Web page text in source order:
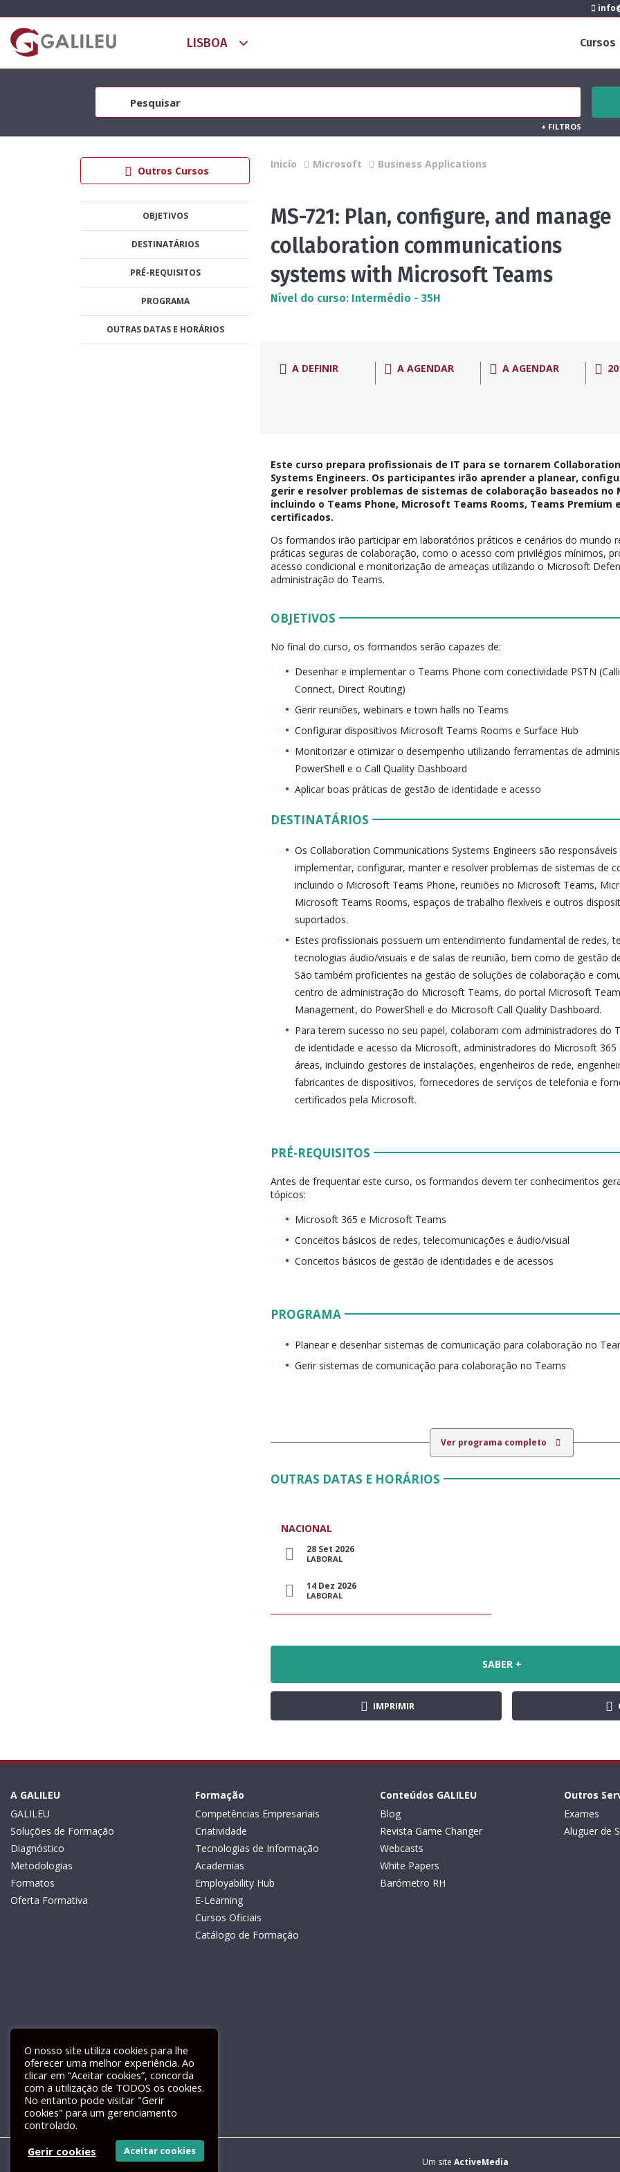
Cursos
+ FILTROS
Outros Cursos
OBJETIVOS
DESTINATÁRIOS
PRÉ-REQUISITOS
PROGRAMA
OUTRAS DATAS E HORÁRIOS
Inicío Microsoft Business Applications
MS-721: Plan, configure, and manage
collaboration communications
systems with Microsoft Teams
Nível do curso: Intermédio - 35H
A DEFINIR A AGENDAR A AGENDAR
Este curso prepara profissionais de IT para se tornarem
Systems Engineers. Os participantes irão aprender a planear,
gerir e resolver problemas de sistemas de colaboração baseados
incluindo o Teams Phone, Microsoft Teams Rooms, Teams Premium
certificados.
Os formandos irão participar em laboratórios práticos e cenários do mundo
práticas seguras de colaboração, como o acesso com privilégios mínimos,
acesso condicional e monitorização de ameaças utilizando o Microsoft
administração do Teams.
OBJETIVOS
No final do curso, os formandos serão capazes de:
Desenhar e implementar o Teams Phone com conectividade PSTN
Connect, Direct Routing)
Gerir reuniões, webinars e town halls no Teams
Configurar dispositivos Microsoft Teams Rooms e Surface Hub
Monitorizar e otimizar o desempenho utilizando ferramentas de
PowerShell e o Call Quality Dashboard
Aplicar boas práticas de gestão de identidade e acesso
DESTINATÁRIOS
Os Collaboration Communications Systems Engineers são
implementar, configurar, manter e resolver problemas de sistemas de
incluindo o Microsoft Teams Phone, reuniões no Microsoft Teams,
Microsoft Teams Rooms, espaços de trabalho flexíveis e outros
suportados.
Estes profissionais possuem um entendimento fundamental de redes,
tecnologias áudio/visuais e de salas de reunião, bem como de gestão
São também proficientes na gestão de soluções de colaboração e
centro de administração do Microsoft Teams, do portal Microsoft
Management, do PowerShell e do Microsoft Call Quality Dashboard.
Para terem sucesso no seu papel, colaboram com administradores do
de identidade e acesso da Microsoft, administradores do Microsoft
áreas, incluindo gestores de instalações, engenheiros de rede,
fabricantes de dispositivos, fornecedores de serviços de telefonia e
certificados pela Microsoft.
PRÉ-REQUISITOS
Antes de frequentar este curso, os formandos devem ter conhecimentos
tópicos:
Microsoft 365 e Microsoft Teams
Conceitos básicos de redes, telecomunicações e áudio/visual
Conceitos básicos de gestão de identidades e de acessos
PROGRAMA
Planear e desenhar sistemas de comunicação para colaboração no
Gerir sistemas de comunicação para colaboração no Teams
Ver programa completo
OUTRAS DATAS E HORÁRIOS
NACIONAL
28 Set 2026
LABORAL
14 Dez 2026
LABORAL
SABER +
IMPRIMIR
A GALILEU
GALILEU
Soluções de Formação
Diagnóstico
Metodologias
Formatos
Oferta Formativa
Formação
Competências Empresariais
Criatividade
Tecnologias de Informação
Academias
Employability Hub
E-Learning
Cursos Oficiais
Catálogo de Formação
Conteúdos GALILEU
Blog
Revista Game Changer
Webcasts
White Papers
Barómetro RH
Outros
Exames
Aluguer de
Livro de Reclamações Electrónico
Um site ActiveMedia
O nosso site utiliza cookies para lhe
oferecer uma melhor experiência. Ao
clicar em “Aceitar cookies”, concorda
com a utilização de TODOS os cookies.
No entanto pode visitar "Gerir
cookies" para um gerenciamento
controlado.
Gerir cookies
Aceitar cookies